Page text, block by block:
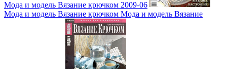
Мода и модель Вязание крючком 2009-06
Мода и модель Вязание крючком Мода и модель Вязание